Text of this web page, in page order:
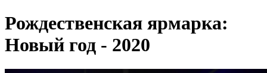
Рождественская ярмарка:
Новый год - 2020